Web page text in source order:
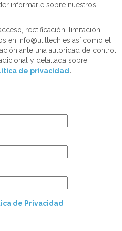
informarle sobre nuestros
rectificación, limitación,
en info@utiltech.es así como el
ante una autoridad de control.
y detallada sobre
de privacidad .
de Privacidad